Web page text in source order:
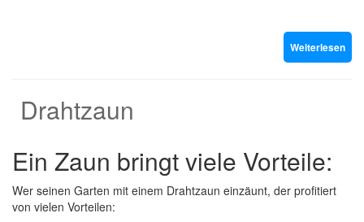
Weiterlesen
Drahtzaun
Ein Zaun bringt viele Vorteile:
Wer seinen Garten mit einem Drahtzaun einzäunt, der profitiert
von vielen Vorteilen: